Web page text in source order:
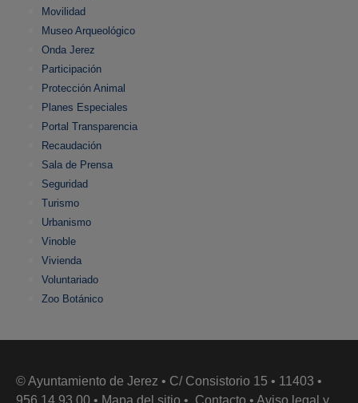
Movilidad
Museo Arqueológico
Onda Jerez
Participación
Protección Animal
Planes Especiales
Portal Transparencia
Recaudación
Sala de Prensa
Seguridad
Turismo
Urbanismo
Vinoble
Vivienda
Voluntariado
Zoo Botánico
© Ayuntamiento de Jerez • C/ Consistorio 15 • 11403 •